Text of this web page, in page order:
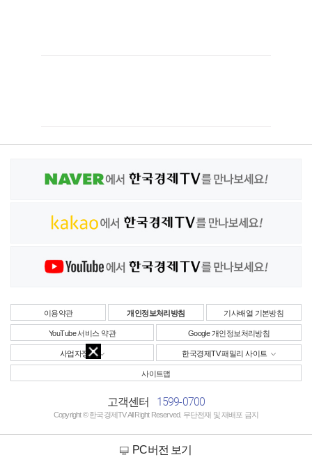
이용약관 개인정보처리방침 기사배열 기본방침
YouTube 서비스 약관 Google 개인정보처리방침
사업자정보 한국경제TV 패밀리 사이트
사이트맵
고객센터 1599-0700
Copyright © 한국경제TV All Right Reserved. 무단전재 및 재배포 금지
PC버전 보기